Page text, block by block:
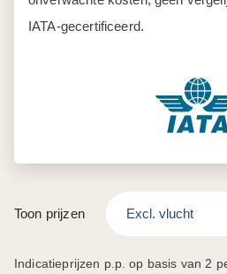
Excl. vlucht
Oktober 2026